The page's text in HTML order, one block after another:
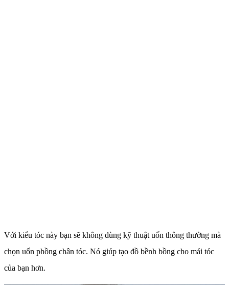
Với kiểu tóc này bạn sẽ không dùng kỹ thuật uốn thông thường mà
chọn uốn phồng chân tóc. Nó giúp tạo đồ bềnh bồng cho mái tóc
của bạn hơn.